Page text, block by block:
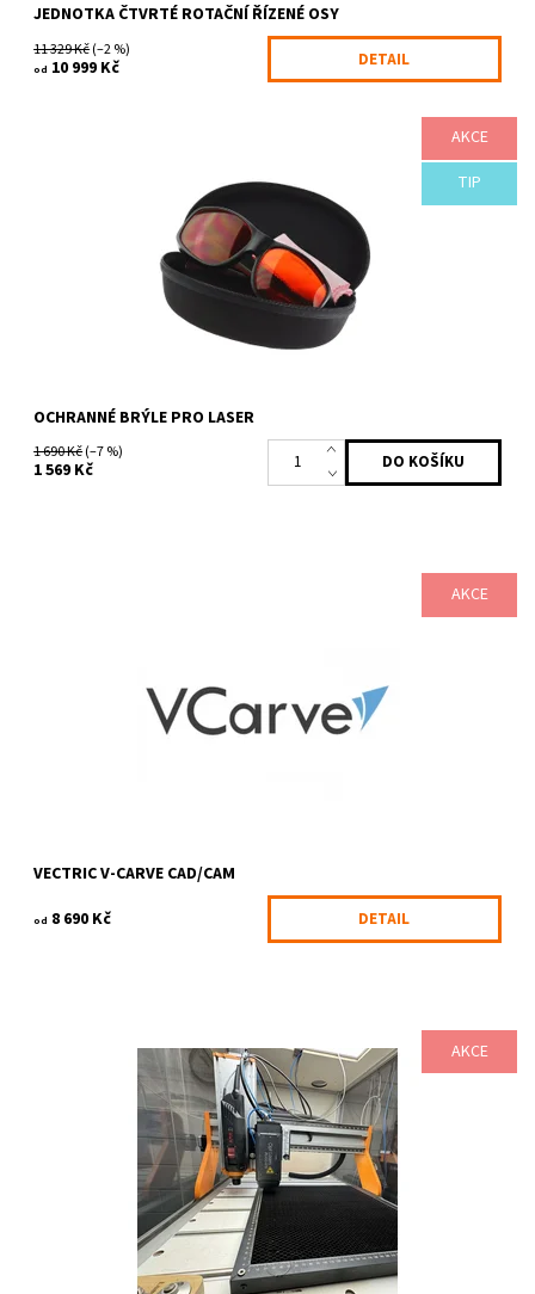
JEDNOTKA ČTVRTÉ ROTAČNÍ ŘÍZENÉ OSY
11 329 Kč(–2 %)
od 10 999 Kč DETAIL
AKCE
TIP
Profesionální ochranné brýle pro laserové pracovní jednotky.
Slouží jako ochrana před rozptýlenými a odraženými paprsky
laseru Tento produkt je OD...
3-6 pracovních dnů
Opt lasers
OCHRANNÉ BRÝLE PRO LASER
1 690 Kč(–7 %)
1 569 Kč
AKCE
Vectric VCarve představuje výkonný intuitivní profesionální
CAD/CAM software, vhodný pro návrh a výrobu dílců pomocí CNC
160/DES
VECTRIC
VECTRIC V-CARVE CAD/CAM
od 8 690 Kč DETAIL
AKCE
Nejnovější přírůstek do naší rodiny průmyslových řezacích a
gravírovacích laserových hlav je v současnosti nejsilnějším
gravírovacím laserem na...
6-10 pracovních dnů
2008/UNI
Opt lasers
Odeslat